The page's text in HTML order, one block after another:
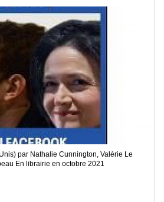
par Nathalie Cunnington, Valérie Le
En librairie en octobre 2021